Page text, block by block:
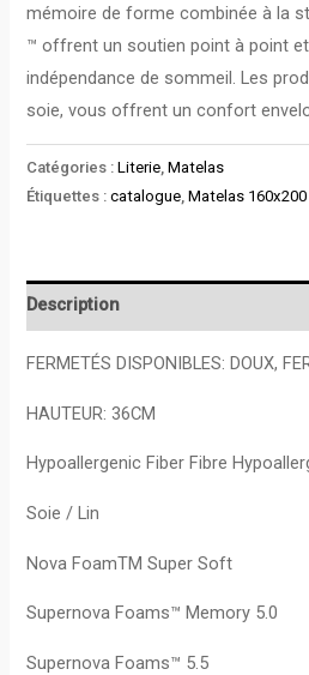
mémoire de forme combinée à la
™ offrent un soutien point à point
indépendance de sommeil. Les
soie, vous offrent un confort
Catégories :Literie ,Matelas
Étiquettes :catalogue ,Matelas 160x200
Description
FERMETÉS DISPONIBLES: DOUX,
HAUTEUR: 36CM
Hypoallergenic Fiber Fibre
Soie / Lin
Nova FoamTM Super Soft
Supernova Foams™ Memory 5.0
Supernova Foams™ 5.5